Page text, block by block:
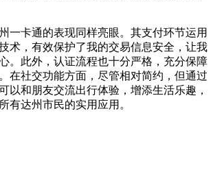
一卡通的表现同样亮眼。其支付环节运用
术，有效保护了我的交易信息安全，让我
。此外，认证流程也十分严格，充分保障
在社交功能方面，尽管相对简约，但通过
以和朋友交流出行体验，增添生活乐趣，
有达州市民的实用应用。